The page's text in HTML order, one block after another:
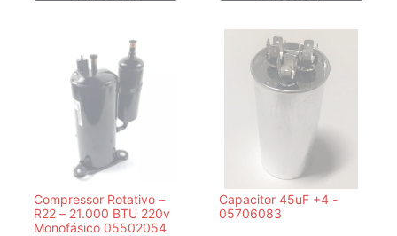
Compressor Rotativo –
R22 – 21.000 BTU 220v
Monofásico 05502054
Capacitor 45uF +4 -
05706083